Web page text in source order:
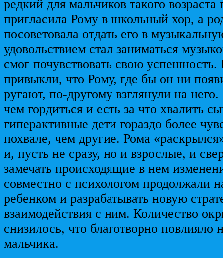
редкий для мальчиков такого
пригласила Рому в школьный хор, а
посоветовала отдать его в
удовольствием стал заниматься
смог почувствовать свою успешность.
привыкли, что Рому, где бы он ни
ругают, по-другому взглянули на
чем гордиться и есть за что хвалить
гиперактивные дети гораздо более
похвале, чем другие. Рома
и, пусть не сразу, но и взрослые, и
замечать происходящие в нем
совместно с психологом продолжали
ребенком и разрабатывать новую
взаимодействия с ним. Количество
снизилось, что благотворно повлияло
мальчика.